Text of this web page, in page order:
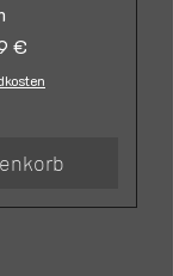
€